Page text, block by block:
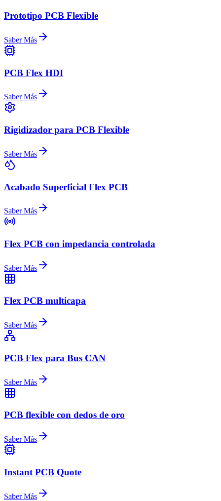
Prototipo PCB Flexible
Saber Más
PCB Flex HDI
Saber Más
Rigidizador para PCB Flexible
Saber Más
Acabado Superficial Flex PCB
Saber Más
Flex PCB con impedancia controlada
Saber Más
Flex PCB multicapa
Saber Más
PCB Flex para Bus CAN
Saber Más
PCB flexible con dedos de oro
Saber Más
Instant PCB Quote
Saber Más